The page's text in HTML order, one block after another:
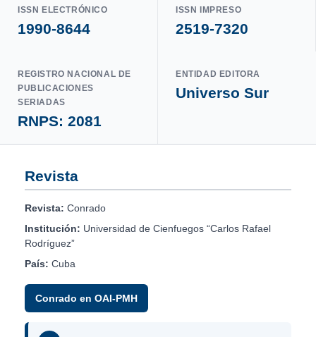
ISSN ELECTRÓNICO
1990-8644
ISSN IMPRESO
2519-7320
REGISTRO NACIONAL DE
PUBLICACIONES
SERIADAS
RNPS: 2081
ENTIDAD EDITORA
Universo Sur
Revista
Revista: Conrado
Institución: Universidad de Cienfuegos “Carlos Rafael
Rodríguez”
País: Cuba
Conrado en OAI-PMH